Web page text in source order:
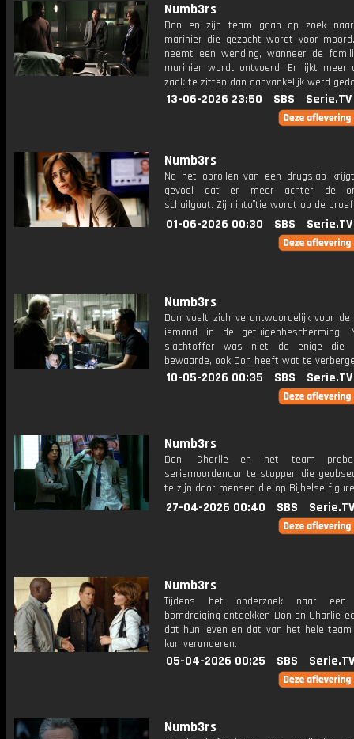
Numb3rs
Don en zijn team gaan op zoek
marinier die gezocht wordt voor
neemt een wending, wanneer de
marinier wordt ontvoerd. Er lijkt meer
zaak te zitten dan aanvankelijk werd
13-06-2026 23:50 SBS Serie.TV
Numb3rs
Na het oprollen van een drugslab
gevoel dat er meer achter de
schuilgaat. Zijn intuïtie wordt op de
01-06-2026 00:30 SBS Serie.TV
Numb3rs
Don voelt zich verantwoordelijk voor de
iemand in de getuigenbescherming.
slachtoffer was niet de enige die
bewaarde, ook Don heeft wat te
10-05-2026 00:35 SBS Serie.TV
Numb3rs
Don, Charlie en het team
seriemoordenaar te stoppen die
te zijn door mensen die op Bijbelse
27-04-2026 00:40 SBS Serie.TV
Numb3rs
Tijdens het onderzoek naar een
bomdreiging ontdekken Don en Charlie
dat hun leven en dat van het hele team
kan veranderen.
05-04-2026 00:25 SBS Serie.TV
Numb3rs